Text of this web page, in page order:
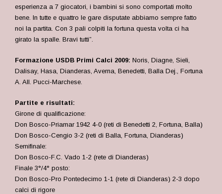
esperienza a 7 giocatori, i bambini si sono comportati molto
bene. In tutte e quattro le gare disputate abbiamo sempre fatto
noi la partita. Con 3 pali colpiti la fortuna questa volta ci ha
girato la spalle. Bravi tutti”.
Formazione USDB Primi Calci 2009: Noris, Diagne, Sieli,
Dalisay, Hasa, Dianderas, Averna, Benedetti, Balla Dej., Fortuna
A. All. Pucci-Marchese.
Partite e risultati:
Girone di qualificazione:
Don Bosco-Priamar 1942 4-0 (reti di Benedetti 2, Fortuna, Balla)
Don Bosco-Cengio 3-2 (reti di Balla, Fortuna, Dianderas)
Semifinale:
Don Bosco-F.C. Vado 1-2 (rete di Dianderas)
Finale 3°/4° posto:
Don Bosco-Pro Pontedecimo 1-1 (rete di Dianderas) 2-3 dopo
calci di rigore